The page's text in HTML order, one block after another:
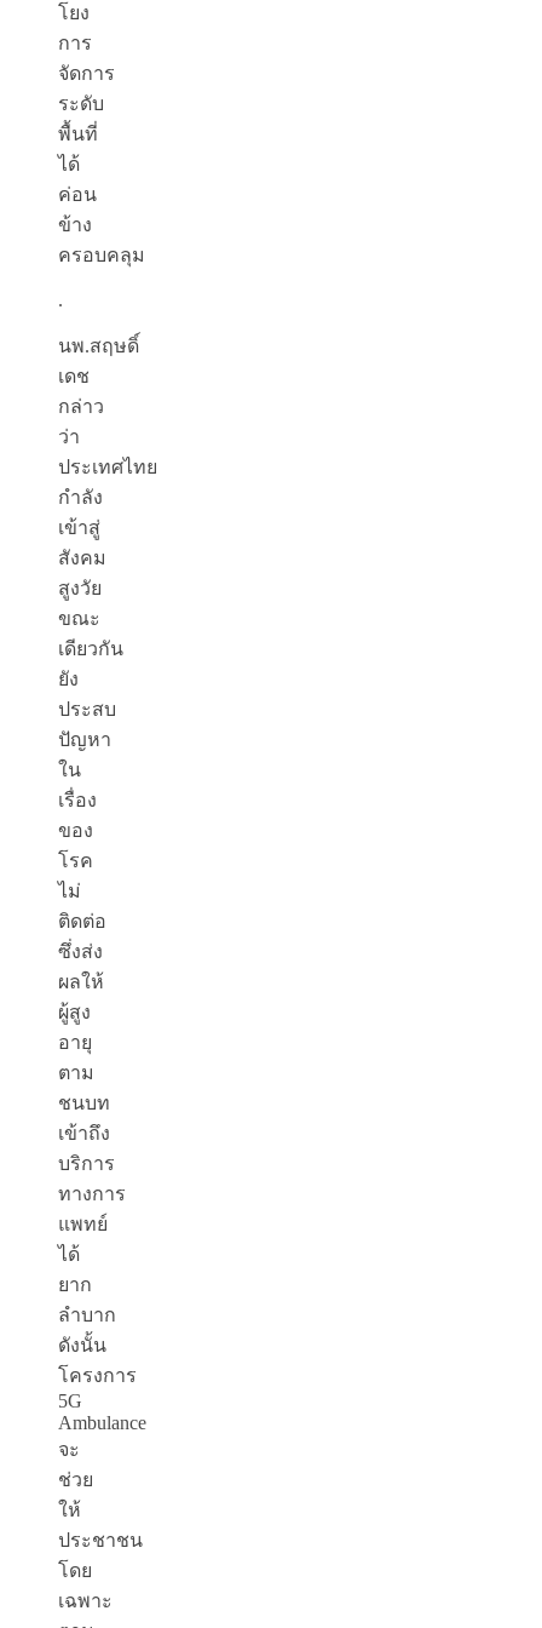
โยง
การ
จัดการ
ระดับ
พื้นที่
ได้
ค่อน
ข้าง
ครอบคลุม
.
นพ.สฤษดิ์
เดช
กล่าว
ว่า
ประเทศไทย
กำลัง
เข้าสู่
สังคม
สูงวัย
ขณะ
เดียวกัน
ยัง
ประสบ
ปัญหา
ใน
เรื่อง
ของ
โรค
ไม่
ติดต่อ
ซึ่งส่ง
ผลให้
ผู้สูง
อายุ
ตาม
ชนบท
เข้าถึง
บริการ
ทางการ
แพทย์
ได้
ยาก
ลำบาก
ดังนั้น
โครงการ
5G
Ambulance
จะ
ช่วย
ให้
ประชาชน
โดย
เฉพาะ